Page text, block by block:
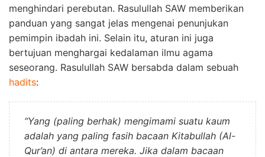
menghindari perebutan. Rasulullah SAW memberikan
panduan yang sangat jelas mengenai penunjukan
pemimpin ibadah ini. Selain itu, aturan ini juga
bertujuan menghargai kedalaman ilmu agama
seseorang. Rasulullah SAW bersabda dalam sebuah
hadits:
“Yang (paling berhak) mengimami suatu kaum
adalah yang paling fasih bacaan Kitabullah (Al-
Qur’an) di antara mereka. Jika dalam bacaan